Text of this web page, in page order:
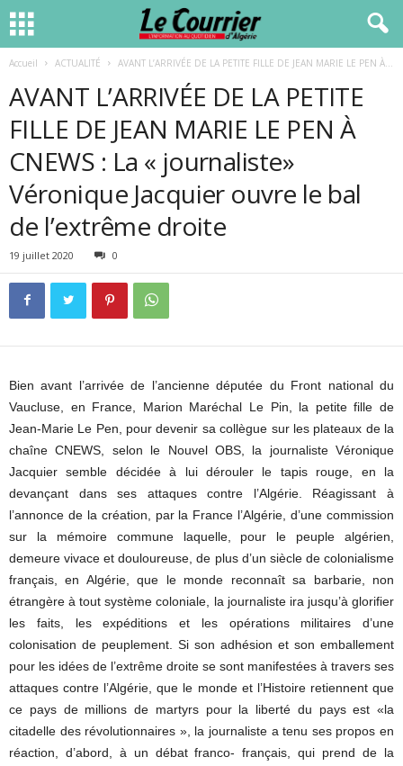
Accueil ACTUALITÉ AVANT L’ARRIVÉE DE LA PETITE FILLE DE JEAN MARIE LE PEN À...
AVANT L’ARRIVÉE DE LA PETITE
FILLE DE JEAN MARIE LE PEN À
CNEWS : La « journaliste»
Véronique Jacquier ouvre le bal
de l’extrême droite
19 juillet 2020 0
Bien avant l’arrivée de l’ancienne députée du Front national du
Vaucluse, en France, Marion Maréchal Le Pin, la petite fille de
Jean-Marie Le Pen, pour devenir sa collègue sur les plateaux de la
chaîne CNEWS, selon le Nouvel OBS, la journaliste Véronique
Jacquier semble décidée à lui dérouler le tapis rouge, en la
devançant dans ses attaques contre l’Algérie. Réagissant à
l’annonce de la création, par la France l’Algérie, d’une commission
sur la mémoire commune laquelle, pour le peuple algérien,
demeure vivace et douloureuse, de plus d’un siècle de colonialisme
français, en Algérie, que le monde reconnaît sa barbarie, non
étrangère à tout système coloniale, la journaliste ira jusqu’à glorifier
les faits, les expéditions et les opérations militaires d’une
colonisation de peuplement. Si son adhésion et son emballement
pour les idées de l’extrême droite se sont manifestées à travers ses
attaques contre l’Algérie, que le monde et l’Histoire retiennent que
ce pays de millions de martyrs pour la liberté du pays est «la
citadelle des révolutionnaires », la journaliste a tenu ses propos en
réaction, d’abord, à un débat franco- français, qui prend de la